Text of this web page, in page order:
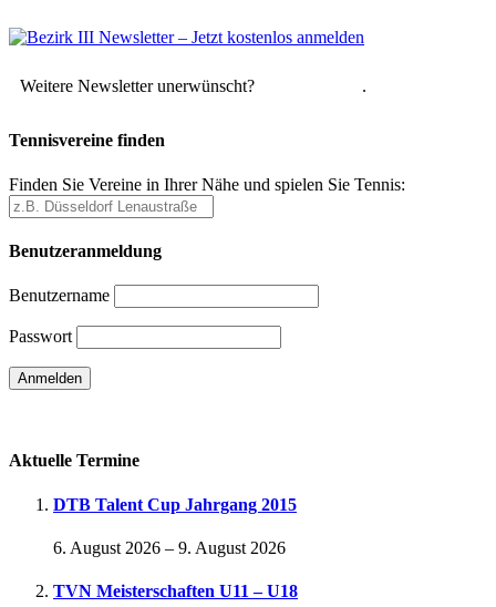
Weitere Newsletter unerwünscht? .
Tennisvereine finden
Finden Sie Vereine in Ihrer Nähe und spielen Sie Tennis:
Benutzeranmeldung
Benutzername
Passwort
Aktuelle Termine
DTB Talent Cup Jahrgang 2015
6. August 2026 – 9. August 2026
TVN Meisterschaften U11 – U18